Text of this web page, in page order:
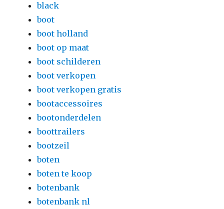
black
boot
boot holland
boot op maat
boot schilderen
boot verkopen
boot verkopen gratis
bootaccessoires
bootonderdelen
boottrailers
bootzeil
boten
boten te koop
botenbank
botenbank nl